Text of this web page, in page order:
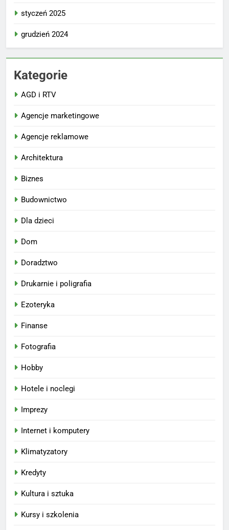
styczeń 2025
grudzień 2024
Kategorie
AGD i RTV
Agencje marketingowe
Agencje reklamowe
Architektura
Biznes
Budownictwo
Dla dzieci
Dom
Doradztwo
Drukarnie i poligrafia
Ezoteryka
Finanse
Fotografia
Hobby
Hotele i noclegi
Imprezy
Internet i komputery
Klimatyzatory
Kredyty
Kultura i sztuka
Kursy i szkolenia